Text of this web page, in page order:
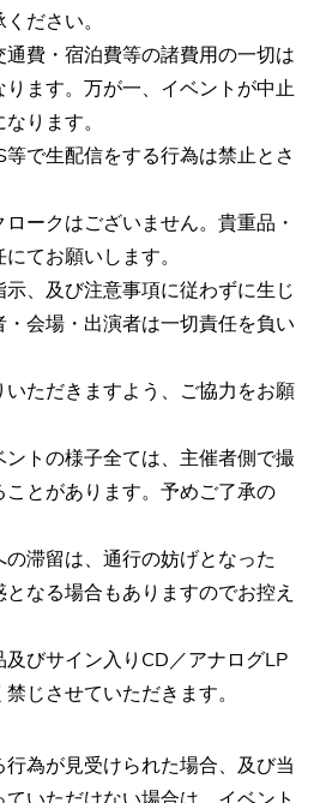
ださい。
通費・宿泊費等の諸費用の一切は
ます。万が一、イベントが中止
ります。
等で生配信をする行為は禁止とさ
ロークはございません。貴重品・
てお願いします。
示、及び注意事項に従わずに生じ
会場・出演者は一切責任を負い
いただきますよう、ご協力をお願
ントの様子全ては、主催者側で撮
とがあります。予めご了承の
の滞留は、通行の妨げとなった
なる場合もありますのでお控え
及びサイン入りCD／アナログLP
じさせていただきます。
為が見受けられた場合、及び当
いただけない場合は、イベント